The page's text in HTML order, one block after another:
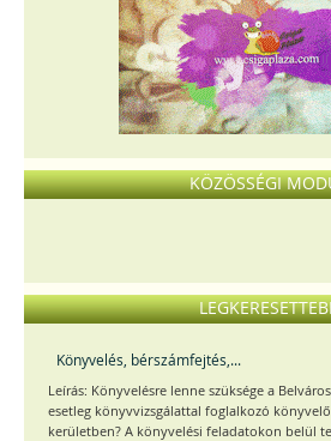
KÖZÖSSÉGI
Könyvelés, bérszámfejtés,...
Leírás: Könyvelésre lenne szüksége a
esetleg könyvvizsgálattal foglalkozó
kerületben? A könyvelési feladatokon belül